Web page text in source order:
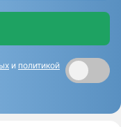
и политикой